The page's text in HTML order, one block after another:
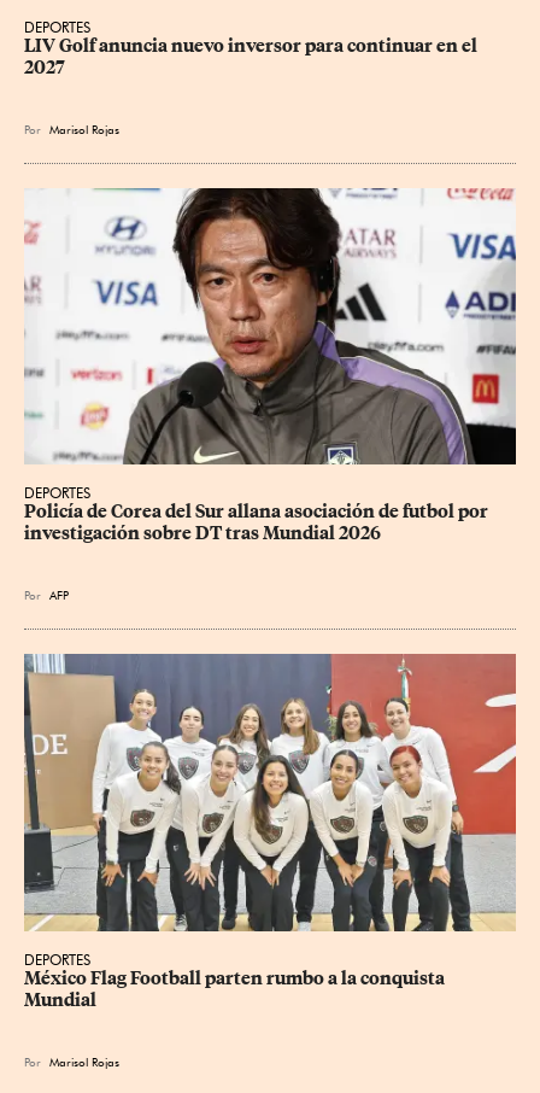
DEPORTES
LIV Golf anuncia nuevo inversor para continuar en el
2027
Por Marisol Rojas
DEPORTES
Policía de Corea del Sur allana asociación de futbol por
investigación sobre DT tras Mundial 2026
Por AFP
DEPORTES
México Flag Football parten rumbo a la conquista
Mundial
Por Marisol Rojas